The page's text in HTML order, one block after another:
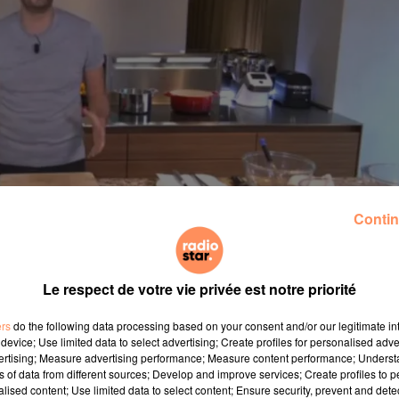
Français à la rentrée prochaine. Le chef derrière
le confinement et qui avait rencontré un
avaient tenté de reproduire les bons petits
sur nos petits écrans à la rentrée, on ne
Le respect de votre vie privée est notre priorité
do the following data processing based on your consent and/or our legitimate
Use limited data to select advertising; Create profiles for personalised
Measure advertising performance; Measure content performance;
of data from different sources; Develop and improve services; Create profiles to
content; Use limited data to select content; Ensure security, prevent and